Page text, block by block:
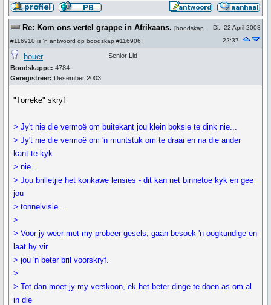
Re: Kom ons vertel grappe in Afrikaans. [boodskap
#116910 is 'n antwoord op boodskap #116906]
Di., 22 April 2008
22:37
bouer
Boodskappe: 4784
Geregistreer: Desember 2003
Senior Lid
"Torreke" skryf
> Jy't nie die vermoë om buitekant jou klein boksie te dink nie...
> Jy't nie die vermoë om 'n muntstuk om te draai en na die ander
kant te kyk
> nie...
> Jou brilletjie het konkawe lensies - dit kan net binnetoe kyk en gee
jou
> tonnelvisie...
>
> Voor jy weer met my probeer gesels, gaan besoek 'n oogkundige en
laat hy vir
> jou 'n beter bril voorskryf.
>
> Tot dan moet jy my verskoon, ek het beter dinge te doen as om al
in die